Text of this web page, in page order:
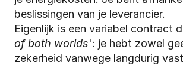
beslissingen van je leverancier.
Eigenlijk is een variabel contract
of both worlds': je hebt zowel
zekerheid vanwege langdurig